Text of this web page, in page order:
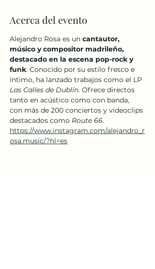
Acerca del evento
Alejandro Rosa es un cantautor,
músico y compositor madrileño,
destacado en la escena pop-rock y
funk. Conocido por su estilo fresco e
íntimo, ha lanzado trabajos como el LP
Las Calles de Dublín. Ofrece directos
tanto en acústico como con banda,
con más de 200 conciertos y videoclips
destacados como Route 66.
https://www.instagram.com/alejandro_r
osa.music/?hl=es